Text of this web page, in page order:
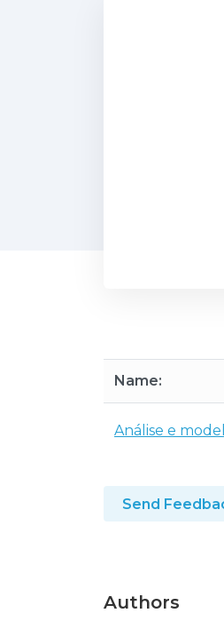
Name:
Análise e
Send
Authors